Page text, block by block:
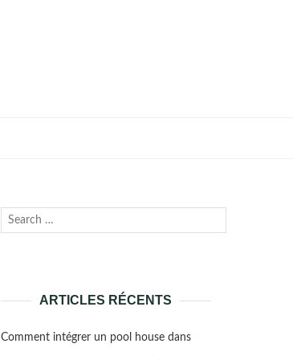
Recherche
ARTICLES RÉCENTS
Comment intégrer un pool house dans